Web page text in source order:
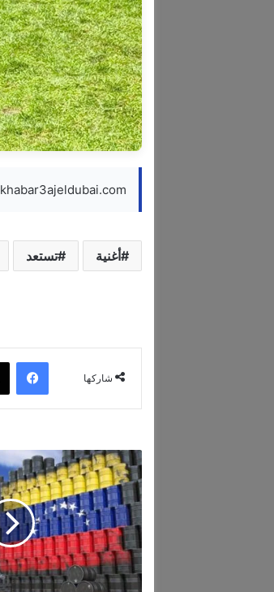
khabar3ajeldubai.com — جويا تستعد لإطلاق أغنية جديدة قريباً وتدخل مرحلة العد التنازلي
أغنية تستعد
شاركها
فيسبوك
ا
ه
ن
د
س
ع